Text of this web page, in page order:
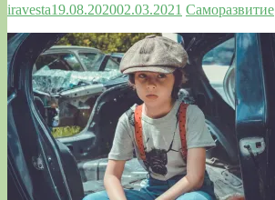
iravesta19.08.202002.03.2021 Саморазвитие